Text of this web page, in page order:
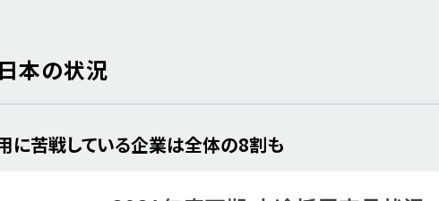
本の状況
に苦戦している企業は全体の8割も